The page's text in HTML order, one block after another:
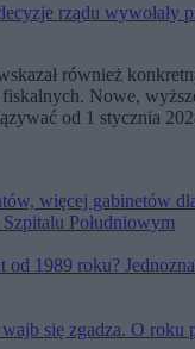
rządu wywołały
również
Nowe,
od 1 stycznia
więcej gabinetów
Południowym
od 1989 roku?
się zgadza. O roku